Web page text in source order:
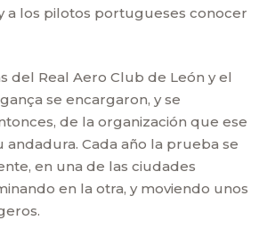
a los pilotos portugueses conocer
del Real Aero Club de León y el
se encargaron, y se
de la organización que ese
andadura. Cada año la prueba se
en una de las ciudades
en la otra, y moviendo unos